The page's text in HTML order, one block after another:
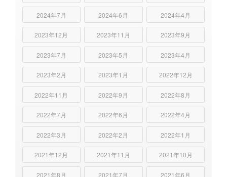
2024年7月 2024年6月 2024年4月
2023年12月 2023年11月 2023年9月
2023年7月 2023年5月 2023年4月
2023年2月 2023年1月 2022年12月
2022年11月 2022年9月 2022年8月
2022年7月 2022年6月 2022年4月
2022年3月 2022年2月 2022年1月
2021年12月 2021年11月 2021年10月
2021年8月 2021年7月 2021年6月